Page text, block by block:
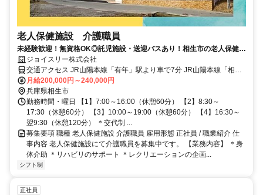
老人保健施設 介護職員
未経験歓迎！無資格OK◎託児施設・送迎バスあり！相生市の老人保健施
設で介護職のお仕事です！★イチオシ
ジョイスリー株式会社
交通アクセス JR山陽本線「有年」駅より車で7分 JR山陽本線「相
生」駅より車で15分 ※相生駅から送迎バスがございます。
月給200,000円～240,000円
兵庫県相生市
勤務時間・曜日 【1】7:00～16:00（休憩60分） 【2】8:30～
17:30（休憩60分） 【3】10:00～19:00（休憩60分） 【4】16:30～
翌9:30（休憩120分） ＊交代制 ...
募集要項 職種 老人保健施設 介護職員 雇用形態 正社員 / 職業紹介 仕
事内容 老人保健施設にて介護職員を募集中です。 【業務内容】 ＊身
体介助 ＊リハビリのサポート ＊レクリエーションの企画...
シフト制
正社員